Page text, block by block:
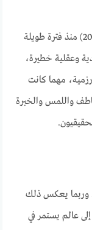
حذرت عالمة الاجتماع جوليان هولت لونستاد (2015) منذ فترة طويلة
وعقلية خطيرة،
مهما كانت
واللمس والخبرة
وربما يعكس ذلك
عالم يستمر في